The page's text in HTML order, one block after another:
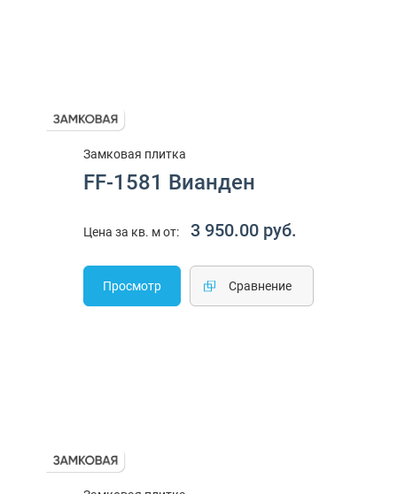
Замковая плитка
FF-1581 Вианден
Цена за кв. м от: 3 950.00 руб.
Просмотр Cравнение